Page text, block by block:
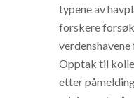
typene av
forskere
Opptak til
etter